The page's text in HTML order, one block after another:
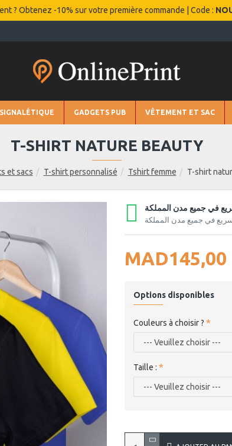
? Obtenez -10% sur votre première commande | Code :
SIGNALÉTIQUE GADGETS PUB VÊTEMENT ET SAC
et sacs T-shirt personnalisé Tshirt femme T-shirt
T-SHIRT NATURE BEAUTY
في جميع مدن المملكة
في جميع مدن المملكة
MAD145,00
Options disponibles
Couleurs à choisir ?
Taille :